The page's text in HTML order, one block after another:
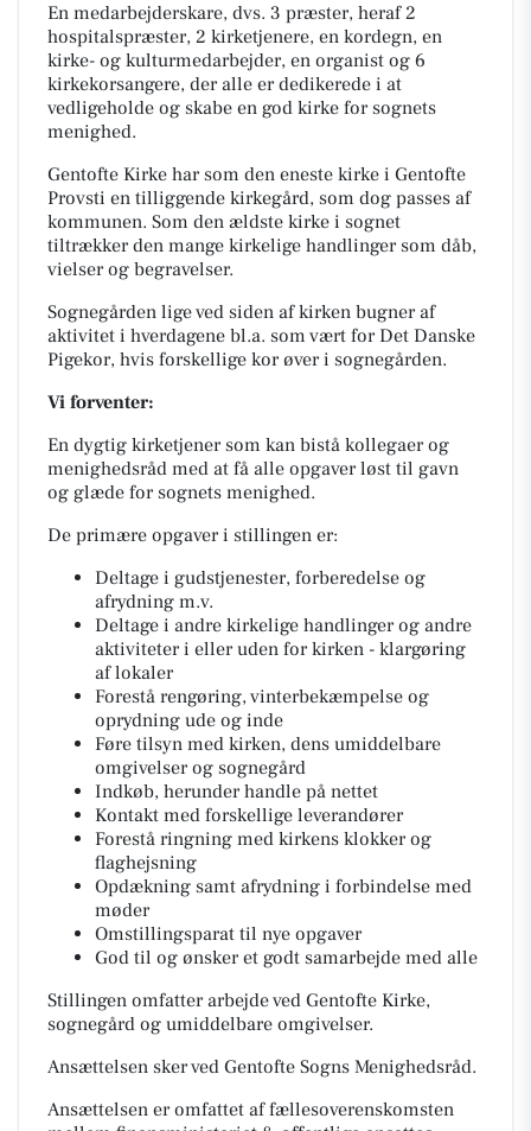
En medarbejderskare, dvs. 3 præster, heraf 2
hospitalspræster, 2 kirketjenere, en kordegn, en
kirke- og kulturmedarbejder, en organist og 6
kirkekorsangere, der alle er dedikerede i at
vedligeholde og skabe en god kirke for sognets
menighed.
Gentofte Kirke har som den eneste kirke i Gentofte
Provsti en tilliggende kirkegård, som dog passes af
kommunen. Som den ældste kirke i sognet
tiltrækker den mange kirkelige handlinger som dåb,
vielser og begravelser.
Sognegården lige ved siden af kirken bugner af
aktivitet i hverdagene bl.a. som vært for Det Danske
Pigekor, hvis forskellige kor øver i sognegården.
Vi forventer:
En dygtig kirketjener som kan bistå kollegaer og
menighedsråd med at få alle opgaver løst til gavn
og glæde for sognets menighed.
De primære opgaver i stillingen er:
Deltage i gudstjenester, forberedelse og
afrydning m.v.
Deltage i andre kirkelige handlinger og andre
aktiviteter i eller uden for kirken - klargøring
af lokaler
Forestå rengøring, vinterbekæmpelse og
oprydning ude og inde
Føre tilsyn med kirken, dens umiddelbare
omgivelser og sognegård
Indkøb, herunder handle på nettet
Kontakt med forskellige leverandører
Forestå ringning med kirkens klokker og
flaghejsning
Opdækning samt afrydning i forbindelse med
møder
Omstillingsparat til nye opgaver
God til og ønsker et godt samarbejde med alle
Stillingen omfatter arbejde ved Gentofte Kirke,
sognegård og umiddelbare omgivelser.
Ansættelsen sker ved Gentofte Sogns Menighedsråd.
Ansættelsen er omfattet af fællesoverenskomsten